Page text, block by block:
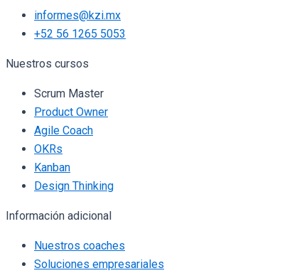
informes@kzi.mx
+52 56 1265 5053
Nuestros cursos
Scrum Master
Product Owner
Agile Coach
OKRs
Kanban
Design Thinking
Información adicional
Nuestros coaches
Soluciones empresariales